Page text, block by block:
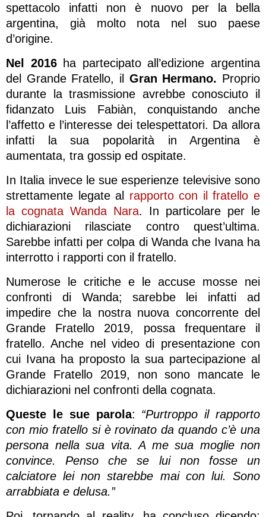
spettacolo infatti non è nuovo per la bella
argentina, già molto nota nel suo paese
d’origine.
Nel 2016ha partecipato all’edizione argentina
del Grande Fratello, il Gran Hermano. Proprio
durante la trasmissione avrebbe conosciuto il
fidanzato Luis Fabiàn, conquistando anche
l’affetto e l’interesse dei telespettatori. Da allora
infatti la sua popolarità in Argentina è
aumentata, tra gossip ed ospitate.
In Italia invece le sue esperienze televisive sono
strettamente legate al rapporto con il fratello e
la cognata Wanda Nara. In particolare per le
dichiarazioni rilasciate contro quest’ultima.
Sarebbe infatti per colpa di Wanda che Ivana ha
interrotto i rapporti con il fratello.
Numerose le critiche e le accuse mosse nei
confronti di Wanda; sarebbe lei infatti ad
impedire che la nostra nuova concorrente del
Grande Fratello 2019, possa frequentare il
fratello. Anche nel video di presentazione con
cui Ivana ha proposto la sua partecipazione al
Grande Fratello 2019, non sono mancate le
dichiarazioni nel confronti della cognata.
Queste le sue parola: “Purtroppo il rapporto
con mio fratello si è rovinato da quando c’è una
persona nella sua vita. A me sua moglie non
convince. Penso che se lui non fosse un
calciatore lei non starebbe mai con lui. Sono
arrabbiata e delusa.”